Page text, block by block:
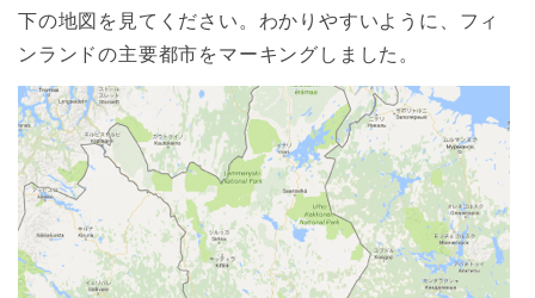
下の地図を見てください。わかりやすいように、フィ
ンランドの主要都市をマーキングしました。